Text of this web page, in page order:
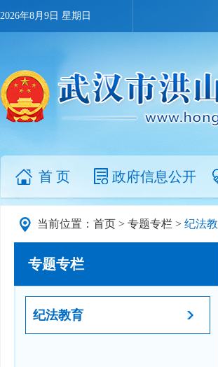
2026年8月9日 星期日
首 页 政府信息公开
当前位置： 首页 > 专题专栏 > 纪法
专题专栏
纪法教育